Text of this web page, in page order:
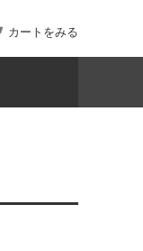
カートをみる